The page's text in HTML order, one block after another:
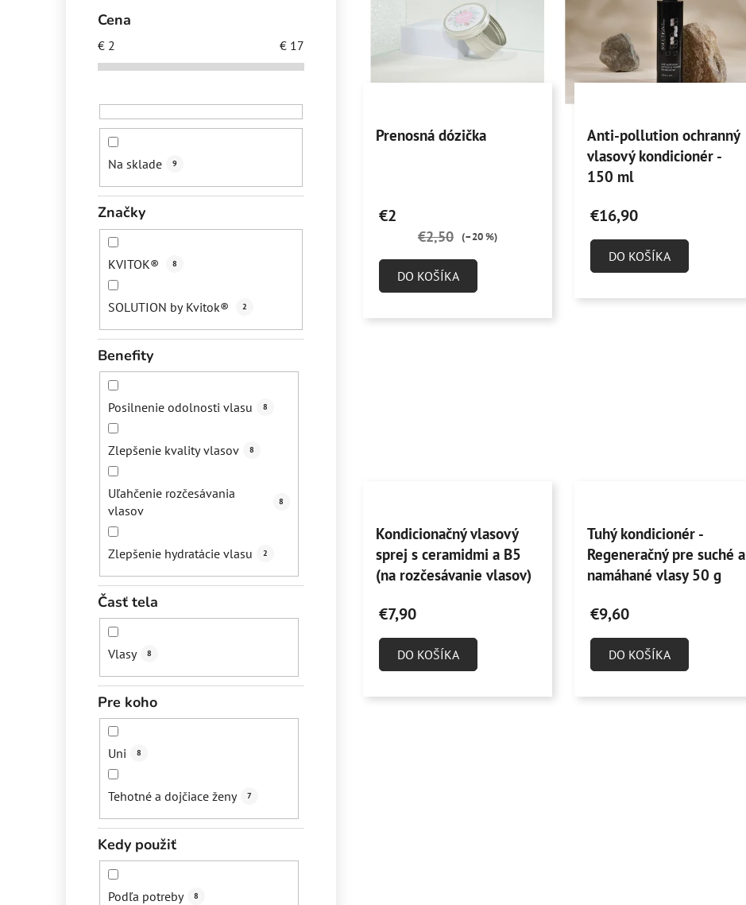
Cena
€ 2 € 17
Na sklade 9
Značky
KVITOK® 8
SOLUTION by Kvitok® 2
Benefity
Posilnenie odolnosti vlasu 8
Zlepšenie kvality vlasov 8
Uľahčenie rozčesávania
vlasov
8
Zlepšenie hydratácie vlasu 2
Časť tela
Vlasy 8
Pre koho
Uni 8
Tehotné a dojčiace ženy 7
Kedy použiť
Podľa potreby 8
hodnotenie
z
hviezdičiek.
Prenosná dózička
€2
€2,50 (–20 %)
DO KOŠÍKA
hodnotenie
produktu
je
z
5
hviezdičiek.
Anti-pollution ochranný
vlasový kondicionér -
150 ml
€16,90
DO KOŠÍKA
hodnotenie
produktu
je
z
5
hviezdičiek.
Kondicionačný vlasový
sprej s ceramidmi a B5
(na rozčesávanie vlasov)
€7,90
DO KOŠÍKA
hodnotenie
produktu
je
z
5
hviezdičiek.
Tuhý kondicionér -
Regeneračný pre suché a
namáhané vlasy 50 g
€9,60
DO KOŠÍKA